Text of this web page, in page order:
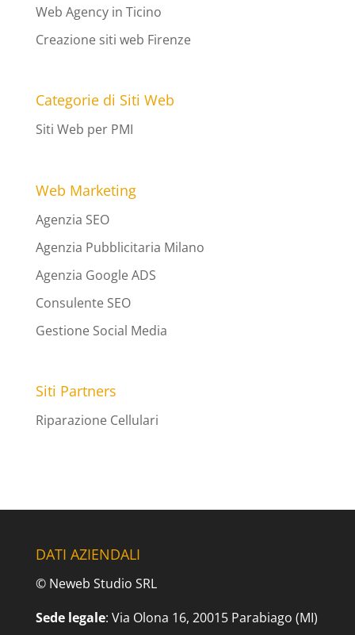
Web Agency in Ticino
Creazione siti web Firenze
Categorie di Siti Web
Siti Web per PMI
Web Marketing
Agenzia SEO
Agenzia Pubblicitaria Milano
Agenzia Google ADS
Consulente SEO
Gestione Social Media
Siti Partners
Riparazione Cellulari
DATI AZIENDALI
© Neweb Studio SRL
Sede legale: Via Olona 16, 20015 Parabiago (MI)